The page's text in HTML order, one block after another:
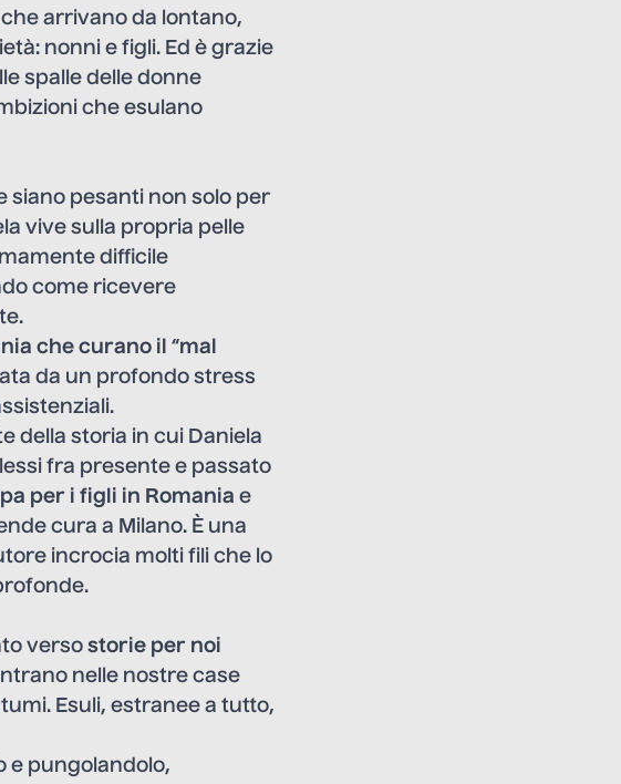
arrivano da lontano,
nonni e figli. Ed è grazie
spalle delle donne
che esulano
siano pesanti non solo per
vive sulla propria pelle
difficile
come ricevere
che curano il “mal
da un profondo stress
della storia in cui Daniela
fra presente e passato
per i figli in Romania e
cura a Milano. È una
incrocia molti fili che lo
verso storie per noi
nelle nostre case
Esuli, estranee a tutto,
e pungolandolo,